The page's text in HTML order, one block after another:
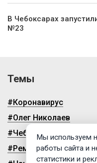
В Чебоксарах
№23
Темы
#Коронавирус
#Олег Николаев
#Чебоксары
#Ремонт дорог
Мы используем
работы сайта и
статистики и